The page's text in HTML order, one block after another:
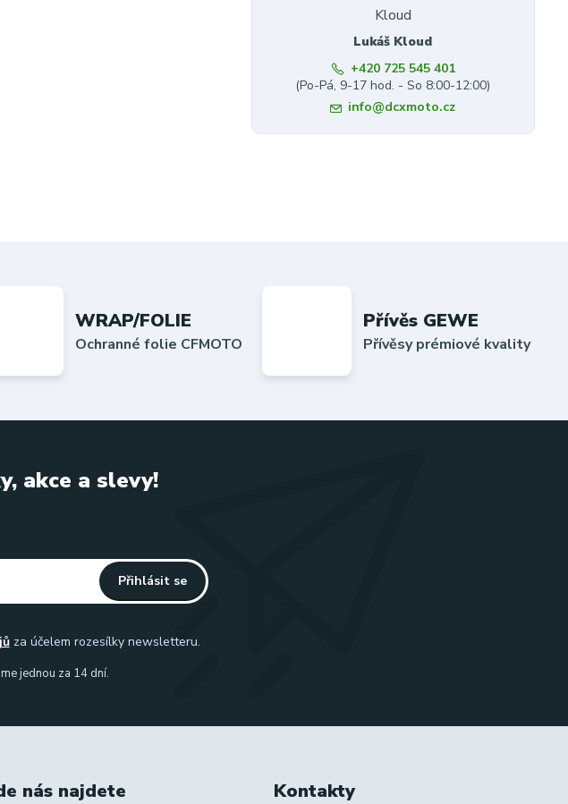
Lukáš Kloud
+420 725 545 401
(Po-Pá, 9-17 hod. - So 8:00-12:00)
info@dcxmoto.cz
WRAP/FOLIE
Ochranné folie CFMOTO
Přívěs GEWE
Přívěsy prémiové kvality
akce a slevy!
Přihlásit se
za účelem rozesílky newsletteru.
jednou za 14 dní.
nás najdete Kontakty